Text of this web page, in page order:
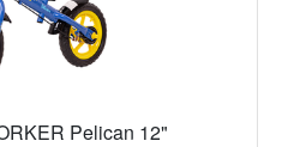
Pelican 12"